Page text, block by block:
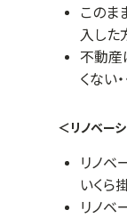
このま
入した
不動産
くない・
＜リノベー
リノベ
いくら
リノベ